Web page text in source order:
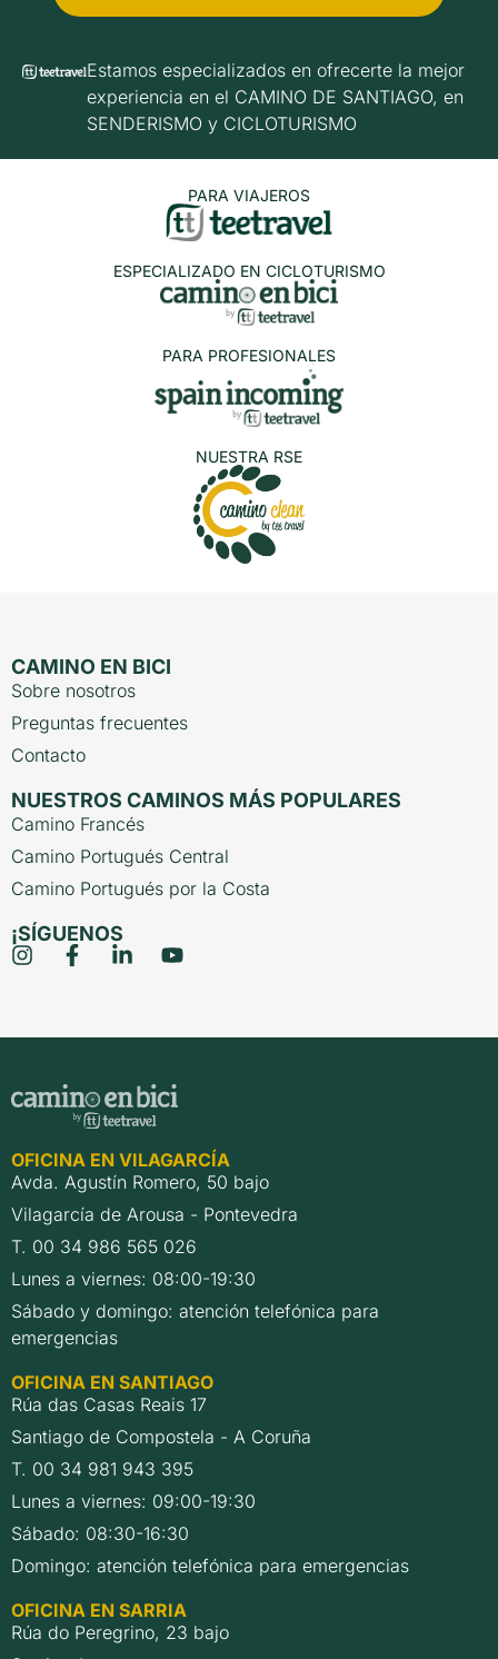
Estamos especializados en ofrecerte la mejor
experiencia en el CAMINO DE SANTIAGO, en
SENDERISMO y CICLOTURISMO
PARA VIAJEROS
ESPECIALIZADO EN CICLOTURISMO
PARA PROFESIONALES
NUESTRA RSE
CAMINO EN BICI
Sobre nosotros
Preguntas frecuentes
Contacto
NUESTROS CAMINOS MÁS POPULARES
Camino Francés
Camino Portugués Central
Camino Portugués por la Costa
¡SÍGUENOS
OFICINA EN VILAGARCÍA
Avda. Agustín Romero, 50 bajo
Vilagarcía de Arousa - Pontevedra
T. 00 34 986 565 026
Lunes a viernes: 08:00-19:30
Sábado y domingo: atención telefónica para
emergencias
OFICINA EN SANTIAGO
Rúa das Casas Reais 17
Santiago de Compostela - A Coruña
T. 00 34 981 943 395
Lunes a viernes: 09:00-19:30
Sábado: 08:30-16:30
Domingo: atención telefónica para emergencias
OFICINA EN SARRIA
Rúa do Peregrino, 23 bajo